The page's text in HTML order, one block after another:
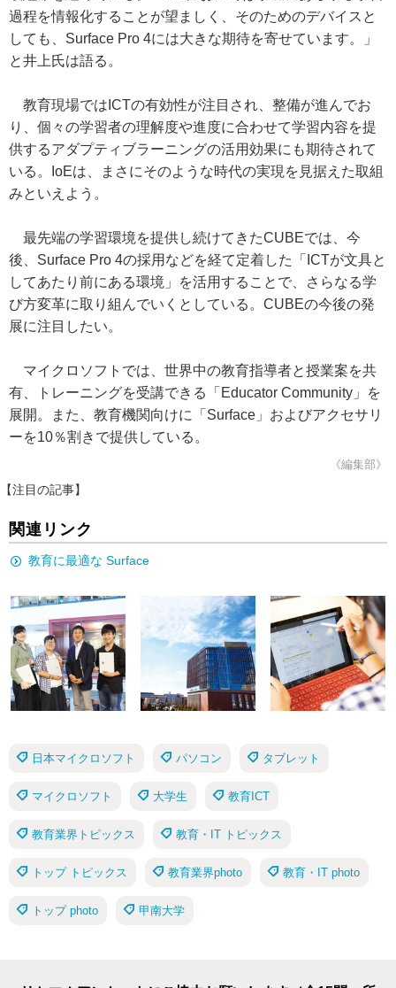
過程を情報化することが望ましく、そのためのデバイスと
しても、Surface Pro 4には大きな期待を寄せています。」
と井上氏は語る。
教育現場ではICTの有効性が注目され、整備が進んでお
り、個々の学習者の理解度や進度に合わせて学習内容を提
供するアダプティブラーニングの活用効果にも期待されて
いる。IoEは、まさにそのような時代の実現を見据えた取組
みといえよう。
最先端の学習環境を提供し続けてきたCUBEでは、今
後、Surface Pro 4の採用などを経て定着した「ICTが文具と
してあたり前にある環境」を活用することで、さらなる学
び方変革に取り組んでいくとしている。CUBEの今後の発
展に注目したい。
マイクロソフトでは、世界中の教育指導者と授業案を共
有、トレーニングを受講できる「Educator Community」を
展開。また、教育機関向けに「Surface」およびアクセサリ
ーを10％割きで提供している。
《編集部》
【注目の記事】
関連リンク
教育に最適な Surface
日本マイクロソフト パソコン タブレット
マイクロソフト 大学生 教育ICT
教育業界トピックス 教育・IT トピックス
トップ トピックス 教育業界photo 教育・IT photo
トップ photo 甲南大学